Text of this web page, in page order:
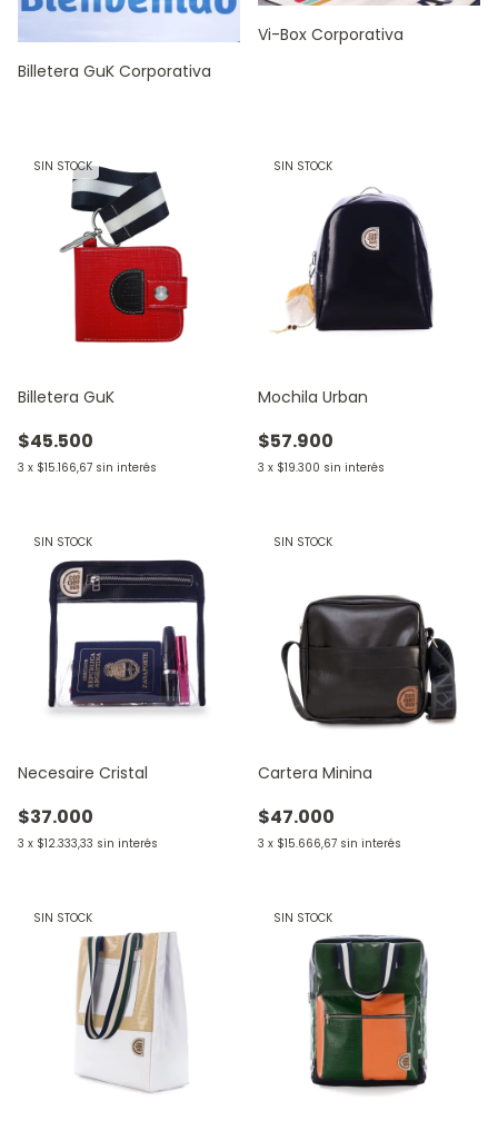
Billetera GuK Corporativa
Vi-Box Corporativa
SIN STOCK
Billetera GuK
$45.500
3 x $15.166,67 sin interés
SIN STOCK
Mochila Urban
$57.900
3 x $19.300 sin interés
SIN STOCK
Necesaire Cristal
$37.000
3 x $12.333,33 sin interés
SIN STOCK
Cartera Minina
$47.000
3 x $15.666,67 sin interés
SIN STOCK SIN STOCK